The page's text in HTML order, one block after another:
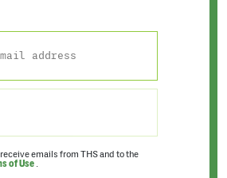
emails from THS and to the
of Use .